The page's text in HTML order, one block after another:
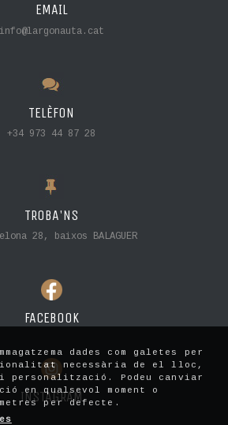
EMAIL
info@largonauta.cat
TELÈFON
+34 973 44 87 28
TROBA'NS
28, baixos BALAGUER
FACEBOOK
INSTAGRAM
dades com galetes per
necessària de el lloc,
Podeu canviar
en qualsevol moment o
per defecte.